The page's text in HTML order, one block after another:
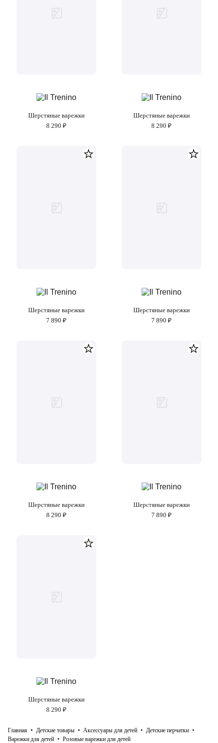
Шерстяные варежки
8 290 ₽
Шерстяные варежки
8 290 ₽
Шерстяные варежки
7 890 ₽
Шерстяные варежки
7 890 ₽
Шерстяные варежки
8 290 ₽
Шерстяные варежки
7 890 ₽
Шерстяные варежки
8 290 ₽
Главная Детские товары Аксессуары для детей
Детские перчатки
Варежки для детей
Розовые варежки для детей